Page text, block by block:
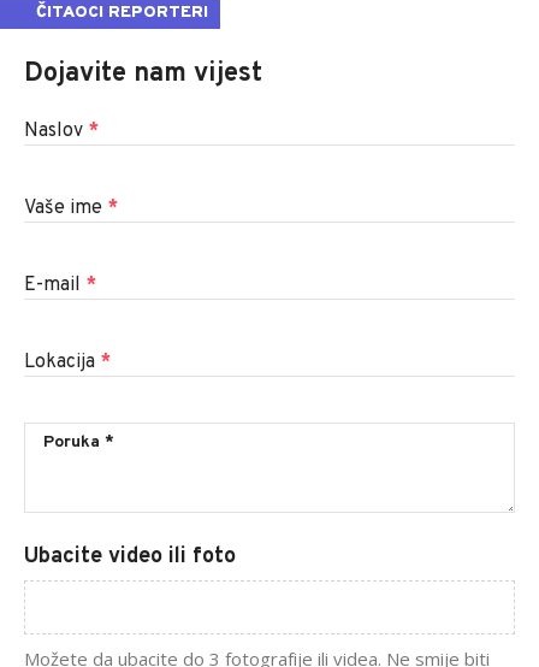
ČITAOCI REPORTERI
Dojavite nam vijest
Naslov *
Vaše ime *
E-mail *
Lokacija *
Ubacite video ili foto
Možete da ubacite do 3 fotografije ili videa. Ne smije biti